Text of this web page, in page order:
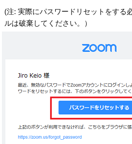
(注: 実際にパスワードリセットをする
ルは破棄してください。）